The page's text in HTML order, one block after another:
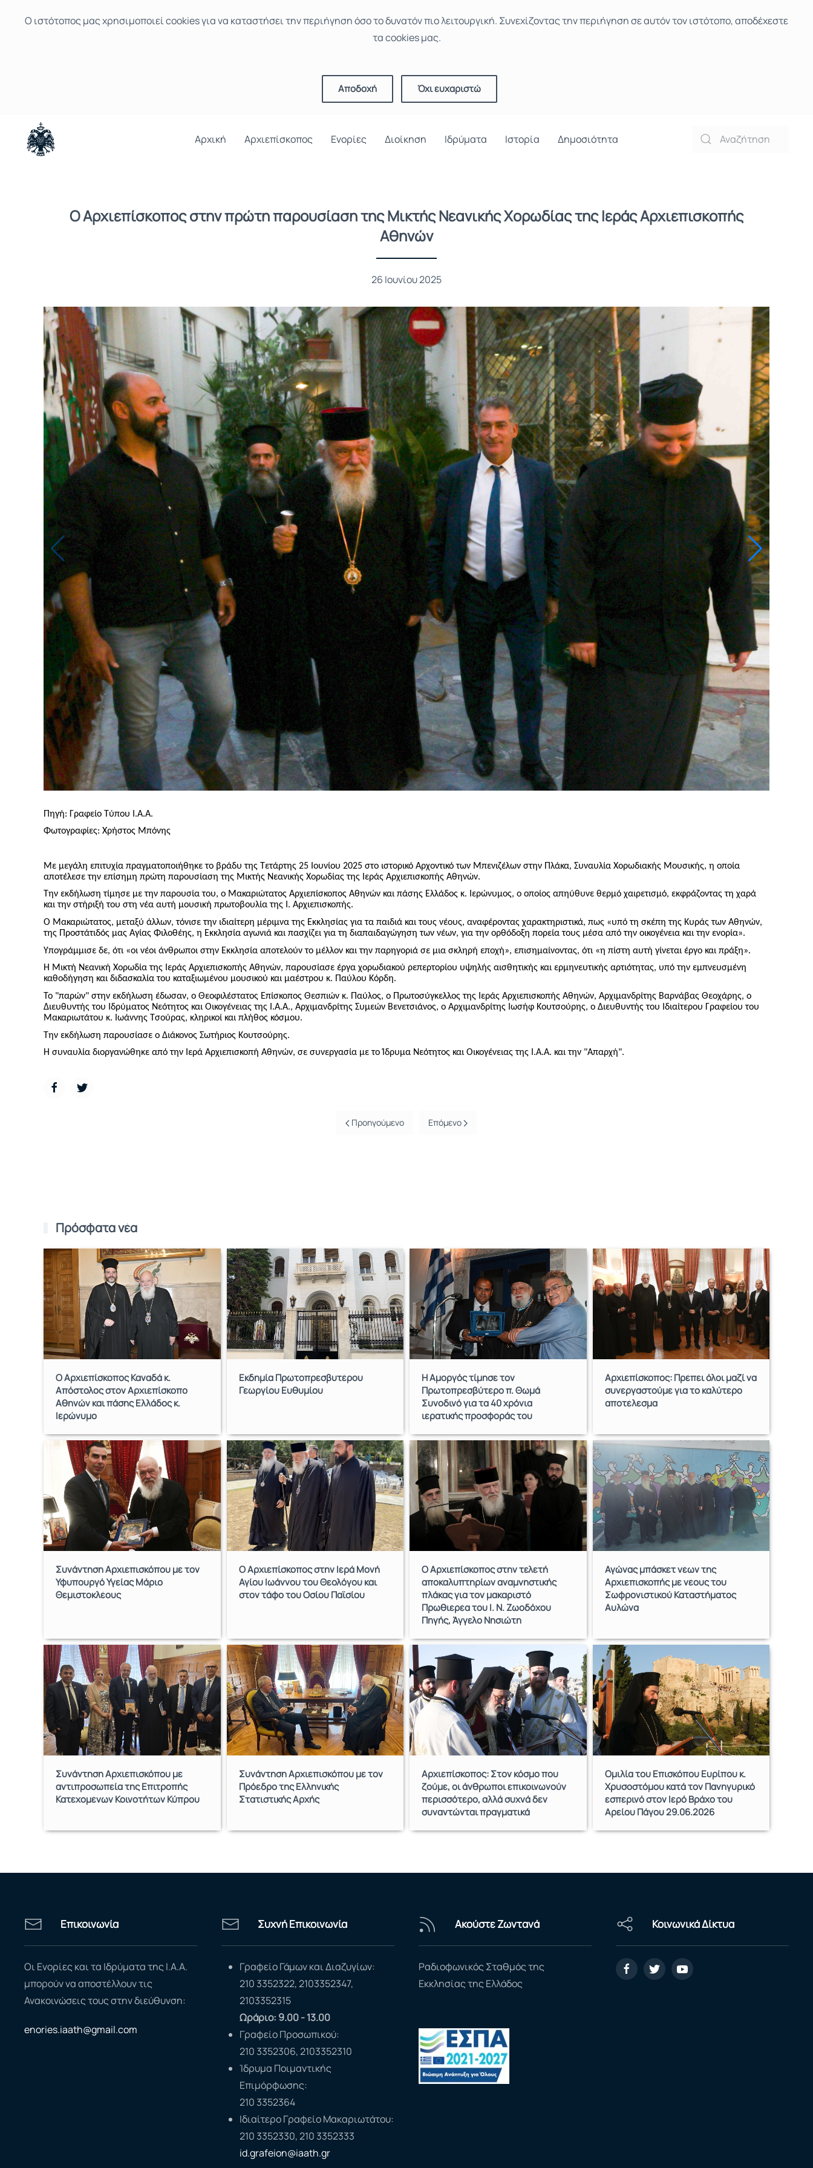
Ο ιστότοπoς μας χρησιμοποιεί cookies για να καταστήσει την περιήγηση όσο το δυνατόν πιο λειτουργική. Συνεχίζοντας την περιήγηση σε αυτόν τον ιστότοπο, αποδέχεστε
τα cookies μας.
Αποδοχή Όχι ευχαριστώ
Αρχική Αρχιεπίσκοπος Ενορίες Διοίκηση Ιδρύματα Ιστορία Δημοσιότητα
Ο Αρχιεπίσκοπος στην πρώτη παρουσίαση της Μικτής Νεανικής Χορωδίας της Ιεράς Αρχιεπισκοπής
Αθηνών
26 Ιουνίου 2025
Πηγή: Γραφείο Τύπου Ι.Α.Α.
Φωτογραφίες: Χρήστος Μπόνης
Με μεγάλη επιτυχία πραγματοποιήθηκε το βράδυ της Τετάρτης 25 Ιουνίου 2025 στο ιστορικό Αρχοντικό των Μπενιζέλων στην Πλάκα, Συναυλία Χορωδιακής Μουσικής, η οποία
αποτέλεσε την επίσημη πρώτη παρουσίαση της Μικτής Νεανικής Χορωδίας της Ιεράς Αρχιεπισκοπής Αθηνών.
Την εκδήλωση τίμησε με την παρουσία του, ο Μακαριώτατος Αρχιεπίσκοπος Αθηνών και πάσης Ελλάδος κ. Ιερώνυμος, ο οποίος απηύθυνε θερμό χαιρετισμό, εκφράζοντας τη χαρά
και την στήριξή του στη νέα αυτή μουσική πρωτοβουλία της Ι. Αρχιεπισκοπής.
Ο Μακαριώτατος, μεταξύ άλλων, τόνισε την ιδιαίτερη μέριμνα της Εκκλησίας για τα παιδιά και τους νέους, αναφέροντας χαρακτηριστικά, πως «υπό τη σκέπη της Κυράς των Αθηνών,
της Προστάτιδός μας Αγίας Φιλοθέης, η Εκκλησία αγωνιά και πασχίζει για τη διαπαιδαγώγηση των νέων, για την ορθόδοξη πορεία τους μέσα από την οικογένεια και την ενορία».
Υπογράμμισε δε, ότι «οι νέοι άνθρωποι στην Εκκλησία αποτελούν το μέλλον και την παρηγοριά σε μια σκληρή εποχή», επισημαίνοντας, ότι «η πίστη αυτή γίνεται έργο και πράξη».
Η Μικτή Νεανική Χορωδία της Ιεράς Αρχιεπισκοπής Αθηνών, παρουσίασε έργα χορωδιακού ρεπερτορίου υψηλής αισθητικής και ερμηνευτικής αρτιότητας, υπό την εμπνευσμένη
καθοδήγηση και διδασκαλία του καταξιωμένου μουσικού και μαέστρου κ. Παύλου Κόρδη.
Το "παρών" στην εκδήλωση έδωσαν, ο Θεοφιλέστατος Επίσκοπος Θεσπιών κ. Παύλος, ο Πρωτοσύγκελλος της Ιεράς Αρχιεπισκοπής Αθηνών, Αρχιμανδρίτης Βαρνάβας Θεοχάρης, ο
Διευθυντής του Ιδρύματος Νεότητος και Οικογένειας της Ι.Α.Α., Αρχιμανδρίτης Συμεών Βενετσιάνος, ο Αρχιμανδρίτης Ιωσήφ Κουτσούρης, ο Διευθυντής του Ιδιαίτερου Γραφείου του
Μακαριωτάτου κ. Ιωάννης Τσούρας, κληρικοί και πλήθος κόσμου.
Την εκδήλωση παρουσίασε ο Διάκονος Σωτήριος Κουτσούρης.
Η συναυλία διοργανώθηκε από την Ιερά Αρχιεπισκοπή Αθηνών, σε συνεργασία με το Ίδρυμα Νεότητος και Οικογένειας της Ι.Α.Α. και την "Απαρχή".
Προηγούμενο Επόμενο
Πρόσφατα νέα
Ο Αρχιεπίσκοπος Καναδά κ.
Απόστολος στον Αρχιεπίσκοπο
Αθηνών και πάσης Ελλάδος κ.
Ιερώνυμο
Εκδημία Πρωτοπρεσβυτέρου
Γεωργίου Ευθυμίου
Η Αμοργός τίμησε τον
Πρωτοπρεσβύτερο π. Θωμά
Συνοδινό για τα 40 χρόνια
ιερατικής προσφοράς του
Αρχιεπίσκοπος: Πρέπει όλοι μαζί να
συνεργαστούμε για το καλύτερο
αποτέλεσμα
Συνάντηση Αρχιεπισκόπου με τον
Υφυπουργό Υγείας Μάριο
Θεμιστοκλέους
Ο Αρχιεπίσκοπος στην Ιερά Μονή
Αγίου Ιωάννου του Θεολόγου και
στον τάφο του Οσίου Παϊσίου
Ο Αρχιεπίσκοπος στην τελετή
αποκαλυπτηρίων αναμνηστικής
πλάκας για τον μακαριστό
Πρωθιερέα του Ι. Ν. Ζωοδόχου
Πηγής, Άγγελο Νησιώτη
Αγώνας μπάσκετ νέων της
Αρχιεπισκοπής με νέους του
Σωφρονιστικού Καταστήματος
Αυλώνα
Συνάντηση Αρχιεπισκόπου με
αντιπροσωπεία της Επιτροπής
Κατεχομένων Κοινοτήτων Κύπρου
Συνάντηση Αρχιεπισκόπου με τον
Πρόεδρο της Ελληνικής
Στατιστικής Αρχής
Αρχιεπίσκοπος: Στον κόσμο που
ζούμε, οι άνθρωποι επικοινωνούν
περισσότερο, αλλά συχνά δεν
συναντώνται πραγματικά
Ομιλία του Επισκόπου Ευρίπου κ.
Χρυσοστόμου κατά τον Πανηγυρικό
εσπερινό στον Ιερό Βράχο του
Αρείου Πάγου 29.06.2026
Επικοινωνία
Οι Ενορίες και τα Ιδρύματα της Ι.Α.Α.
μπορούν να αποστέλλουν τις
Ανακοινώσεις τους στην διεύθυνση:
enories.iaath@gmail.com
Συχνή Επικοινωνία
Γραφείο Γάμων και Διαζυγίων:
210 3352322, 2103352347,
2103352315
Ωράριο: 9.00 - 13.00
Γραφείο Προσωπικού:
210 3352306, 2103352310
Ίδρυμα Ποιμαντικής
Επιμόρφωσης:
210 3352364
Ιδιαίτερο Γραφείο Μακαριωτάτου:
210 3352330, 210 3352333
id.grafeion@iaath.gr
Ακούστε Ζωντανά
Ραδιοφωνικός Σταθμός της
Εκκλησίας της Ελλάδος
Κοινωνικά Δίκτυα